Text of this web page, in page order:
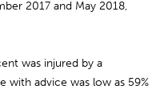
2017 and May 2018,
was injured by a
with advice was low as 59%